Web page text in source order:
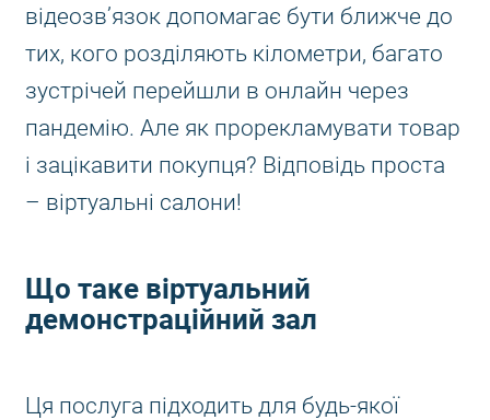
відеозв’язок допомагає бути ближче до
тих, кого розділяють кілометри, багато
зустрічей перейшли в онлайн через
пандемію. Але як прорекламувати товар
і зацікавити покупця? Відповідь проста
– віртуальні салони!
Що таке віртуальний
демонстраційний зал
Ця послуга підходить для будь-якої